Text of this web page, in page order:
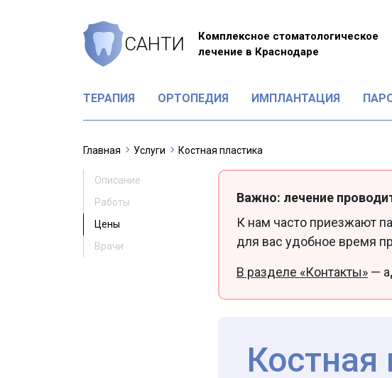
САНТИ
Комплексное стоматологическое
лечение в Краснодаре
ТЕРАПИЯ ОРТОПЕДИЯ ИМПЛАНТАЦИЯ
Главная Услуги Костная пластика
Описание
Работы
Цены
Врачи
Важно: лечение
К нам часто приезжают
для вас удобное время
В разделе «Контакты» —
Костная